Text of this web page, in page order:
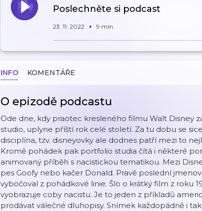
Poslechněte si podcast
23. 11. 2022 9 min
INFO KOMENTÁŘE
O epizodě podcastu
Ode dne, kdy praotec kresleného filmu Walt Disney
studio, uplyne příští rok celé století. Za tu dobu se
disciplína, tzv. disneyovky ale dodnes patří mezi to
Kromě pohádek pak portfolio studia čítá i některé
animovaný příběh s nacistickou tematikou. Mezi
pes Goofy nebo kačer Donald. Pravě poslední
vybočoval z pohádkové linie. Šlo o krátký film z roku
vyobrazuje coby nacistu. Je to jeden z příkladů
prodávat válečné dluhopisy. Snímek každopádně i